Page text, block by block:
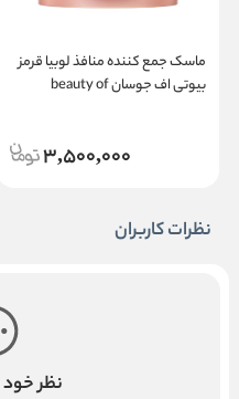
ماسک جمع کننده منافذ لوبیا قرمز
بیوتی اف جوسان beauty of
3,500,000
نظرات کاربران
نظر خود